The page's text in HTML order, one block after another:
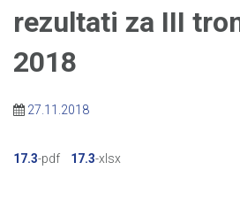
rezultati za III
2018
27.11.2018
17.3-pdf 17.3-xlsx